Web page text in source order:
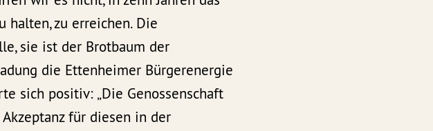
halten, zu erreichen. Die
sie ist der Brotbaum der
die Ettenheimer Bürgerenergie
sich positiv: „Die Genossenschaft
für diesen in der